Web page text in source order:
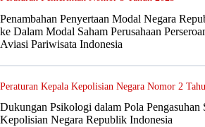
Penambahan Penyertaan Modal Negara
ke Dalam Modal Saham Perusahaan
Aviasi Pariwisata Indonesia
Peraturan Kepala Kepolisian Negara Nomor 2
Dukungan Psikologi dalam Pola Pengasuhan
Kepolisian Negara Republik Indonesia